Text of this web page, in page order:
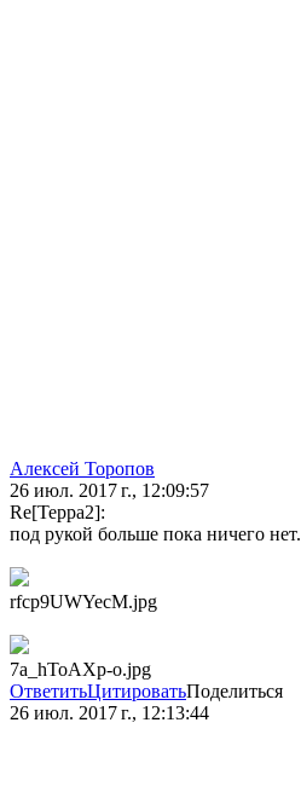
Алексей Торопов
26 июл. 2017 г., 12:09:57
Re[Терра2]:
под рукой больше пока ничего нет.
rfcp9UWYecM.jpg
7a_hToAXp-o.jpg
ОтветитьЦитироватьПоделиться
26 июл. 2017 г., 12:13:44